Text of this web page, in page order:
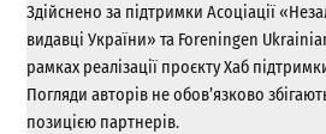
Здійснено за підтримки Асоціації
видавці України» та Foreningen
рамках реалізації проєкту Хаб
Погляди авторів не обов’язково
позицією партнерів.